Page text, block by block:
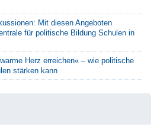
Mit diesen Angeboten
für politische Bildung Schulen in
Herz erreichen« – wie politische
stärken kann